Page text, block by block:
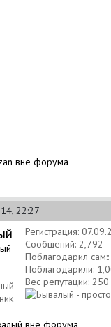
22:27
Регистрация:
Сообщений: 2,792
Поблагодарил
Поблагодарили:
Вес репутации: 250